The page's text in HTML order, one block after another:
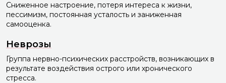
Сниженное настроение, потеря интереса к жизни,
пессимизм, постоянная усталость и заниженная
самооценка.
Неврозы
Группа нервно-психических расстройств, возникающих в
результате воздействия острого или хронического
стресса.